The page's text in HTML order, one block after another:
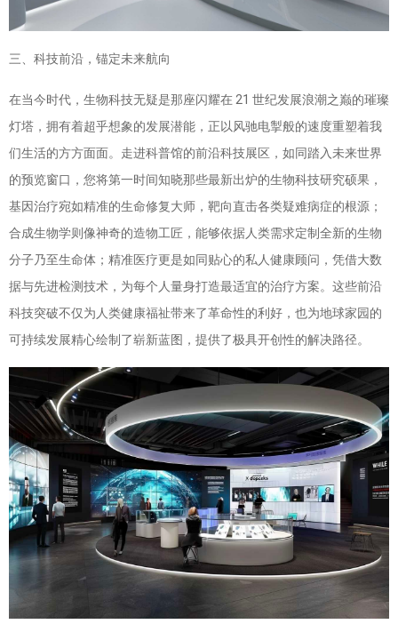
三、科技前沿，锚定未来航向
在当今时代，生物科技无疑是那座闪耀在 21 世纪发展浪潮之巅的璀璨
灯塔，拥有着超乎想象的发展潜能，正以风驰电掣般的速度重塑着我
们生活的方方面面。走进科普馆的前沿科技展区，如同踏入未来世界
的预览窗口，您将第一时间知晓那些最新出炉的生物科技研究硕果，
基因治疗宛如精准的生命修复大师，靶向直击各类疑难病症的根源；
合成生物学则像神奇的造物工匠，能够依据人类需求定制全新的生物
分子乃至生命体；精准医疗更是如同贴心的私人健康顾问，凭借大数
据与先进检测技术，为每个人量身打造最适宜的治疗方案。这些前沿
科技突破不仅为人类健康福祉带来了革命性的利好，也为地球家园的
可持续发展精心绘制了崭新蓝图，提供了极具开创性的解决路径。